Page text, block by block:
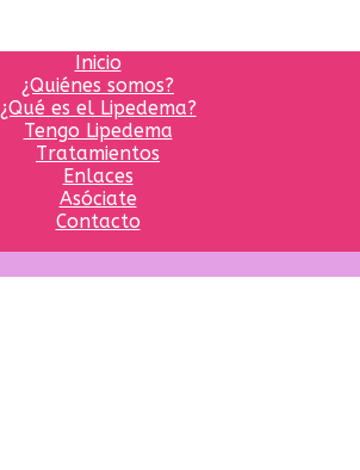
Inicio
¿Quiénes somos?
¿Qué es el Lipedema?
Tengo Lipedema
Tratamientos
Enlaces
Asóciate
Contacto